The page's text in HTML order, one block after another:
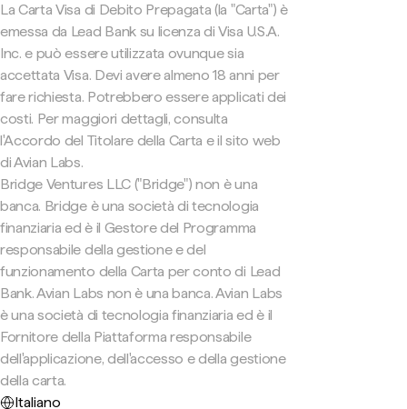
La Carta Visa di Debito Prepagata (la "Carta") è
emessa da Lead Bank su licenza di Visa U.S.A.
Inc. e può essere utilizzata ovunque sia
accettata Visa. Devi avere almeno 18 anni per
fare richiesta. Potrebbero essere applicati dei
costi. Per maggiori dettagli, consulta
l'Accordo del Titolare della Carta e il sito web
di Avian Labs.
Bridge Ventures LLC ("Bridge") non è una
banca. Bridge è una società di tecnologia
finanziaria ed è il Gestore del Programma
responsabile della gestione e del
funzionamento della Carta per conto di Lead
Bank. Avian Labs non è una banca. Avian Labs
è una società di tecnologia finanziaria ed è il
Fornitore della Piattaforma responsabile
dell'applicazione, dell'accesso e della gestione
della carta.
Italiano